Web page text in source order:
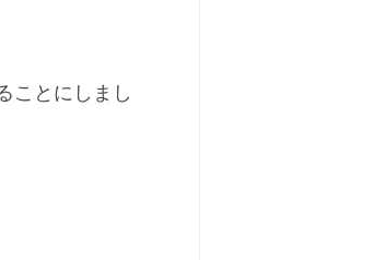
ことにしまし